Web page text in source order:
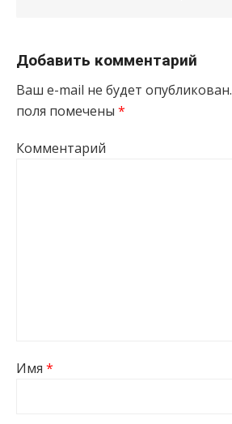
Добавить комментарий
Ваш e-mail не будет опубликован.
поля помечены *
Комментарий
Имя *